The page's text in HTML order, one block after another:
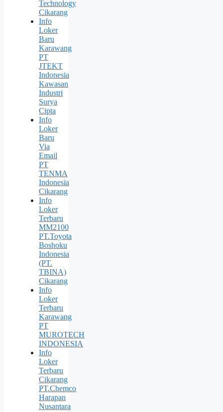
Technology
Cikarang
Info
Loker
Baru
Karawang
PT
JTEKT
Indonesia
Kawasan
Industri
Surya
Cipta
Info
Loker
Baru
Via
Email
PT
TENMA
Indonesia
Cikarang
Info
Loker
Terbaru
MM2100
PT.Toyota
Boshoku
Indonesia
(PT.
TBINA)
Cikarang
Info
Loker
Terbaru
Karawang
PT
MUROTECH
INDONESIA
Info
Loker
Terbaru
Cikarang
PT.Chemco
Harapan
Nusantara